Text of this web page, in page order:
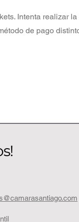
Intenta realizar
de pago